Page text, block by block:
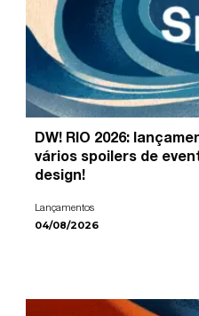
DW! RIO 2026:
vários spoilers de
design!
Lançamentos
04/08/2026